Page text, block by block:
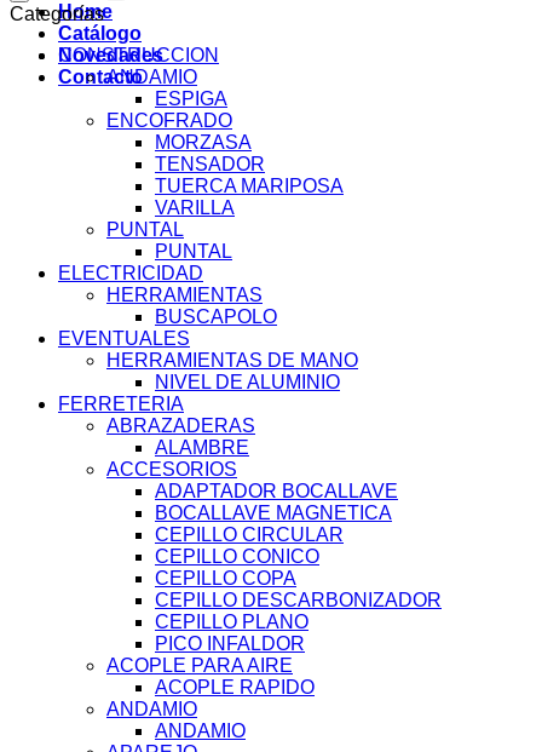
Home
Catálogo
Novedades
Contacto
Categorías
CONSTRUCCION
ANDAMIO
ESPIGA
ENCOFRADO
MORZASA
TENSADOR
TUERCA MARIPOSA
VARILLA
PUNTAL
PUNTAL
ELECTRICIDAD
HERRAMIENTAS
BUSCAPOLO
EVENTUALES
HERRAMIENTAS DE MANO
NIVEL DE ALUMINIO
FERRETERIA
ABRAZADERAS
ALAMBRE
ACCESORIOS
ADAPTADOR BOCALLAVE
BOCALLAVE MAGNETICA
CEPILLO CIRCULAR
CEPILLO CONICO
CEPILLO COPA
CEPILLO DESCARBONIZADOR
CEPILLO PLANO
PICO INFALDOR
ACOPLE PARA AIRE
ACOPLE RAPIDO
ANDAMIO
ANDAMIO